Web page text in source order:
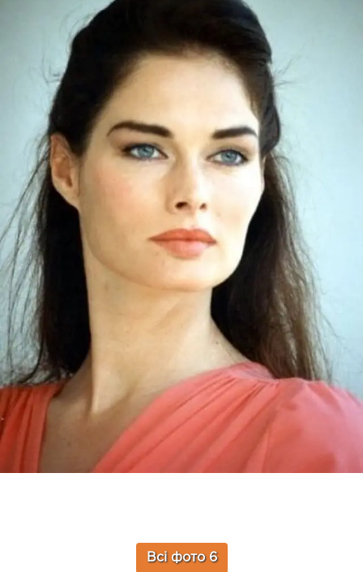
Всі фото 6